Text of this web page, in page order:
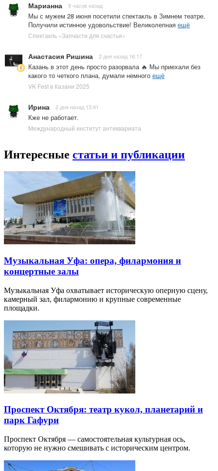
Марианна 9 часов назад
Мы с мужем 28 июня посетили спектакль в Зимнем театре.
Получили истинное удовольствие! Великолепная ещё
Спектакль «Запчасти для счастья»
Анастасия Ришина 2 дня назад 16:17
Казань в этот день просто разорвала 🔥 Мы приехали без
какого то четкого плана, думали немного ещё
VK Fest в Казани 2025
Ирина 2 дня назад 13:41
Кже не работает.
Международный институт антиквариата
Интересные статьи и публикации
Музыкальная Уфа: опера, филармония и
концертные залы
Музыкальная Уфа охватывает историческую оперную сцену,
камерный зал, филармонию и крупные современные
площадки.
Проспект Октября: театр кукол, планетарий и
парк Гафури
Проспект Октября — самостоятельная культурная ось,
которую не нужно смешивать с историческим центром.